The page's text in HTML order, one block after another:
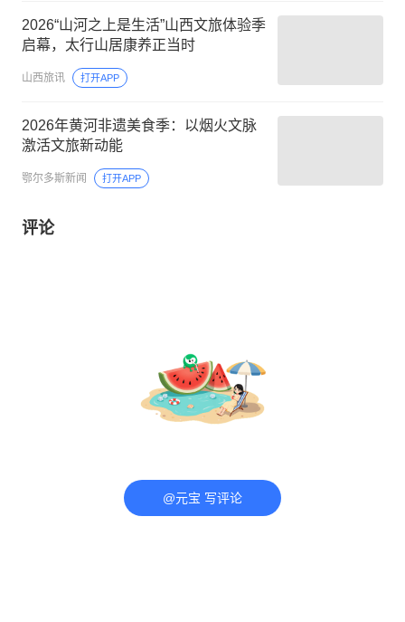
2026“山河之上是生活”山西文旅体验季
启幕，太行山居康养正当时
山西旅讯 打开APP
2026年黄河非遗美食季：以烟火文脉
激活文旅新动能
鄂尔多斯新闻 打开APP
评论
@元宝 写评论